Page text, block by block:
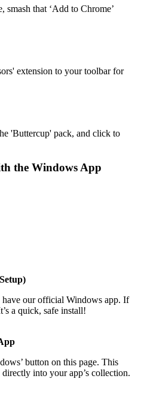
smash that ‘Add to Chrome’
extension to your toolbar for
'Buttercup' pack, and click to
the Windows App
have our official Windows app. If
a quick, safe install!
button on this page. This
into your app’s collection.